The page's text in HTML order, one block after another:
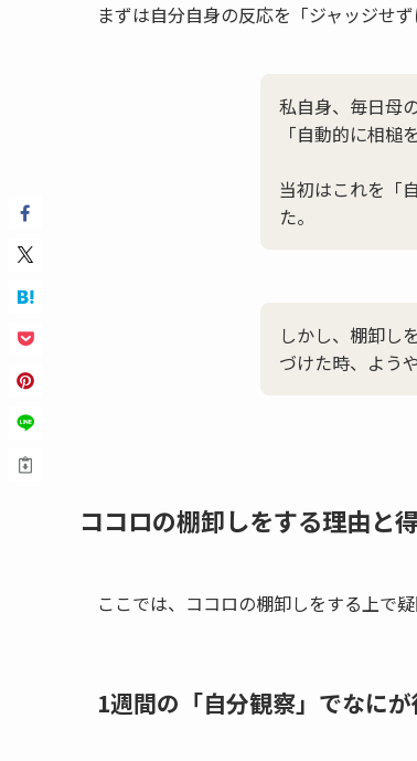
まずは自分自身の反応を「ジャッジせ
私自身、毎日母
「自動的に相槌
当初はこれを「
た。
しかし、棚卸し
づけた時、よう
ココロの棚卸しをする理由と
ここでは、ココロの棚卸しをする上で
1週間の「自分観察」でなに